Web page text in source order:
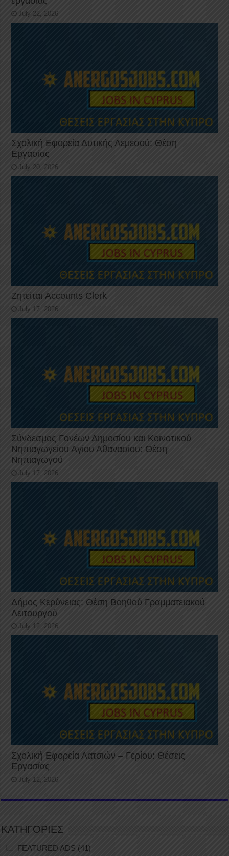
July 22, 2026
Σχολική Εφορεία Δυτικής Λεμεσού: Θέση
Εργασίας
July 20, 2026
Ζητείται Accounts Clerk
July 17, 2026
Σύνδεσμος Γονέων Δημοσίου και Κοινοτικού
Νηπιαγωγείου Αγίου Αθανασίου: Θέση
Νηπιαγωγού
July 17, 2026
Δήμος Κερύνειας: Θέση Βοηθού Γραμματειακού
Λειτουργού
July 12, 2026
Σχολική Εφορεία Λατσιών – Γερίου: Θέσεις
Εργασίας
July 12, 2026
ΚΑΤΗΓΟΡΙΕΣ
FEATURED ADS (41)